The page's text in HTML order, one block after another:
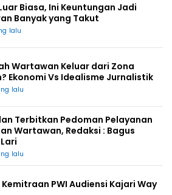
Biasa, Ini Keuntungan Jadi
Banyak yang Takut
lalu
Wartawan Keluar dari Zona
Ekonomi Vs Idealisme Jurnalistik
lalu
Terbitkan Pedoman Pelayanan
Wartawan, Redaksi : Bagus
lalu
PWI Audiensi Kajari Way